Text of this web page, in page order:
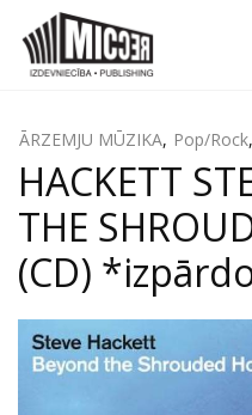
ĀRZEMJU MŪZIKA, Pop/Rock,
HACKETT
THE
(CD)